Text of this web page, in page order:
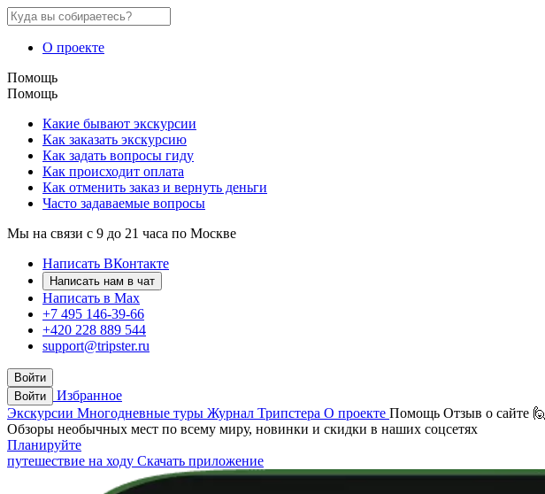
О проекте
Помощь
Помощь
Какие бывают экскурсии
Как заказать экскурсию
Как задать вопросы гиду
Как происходит оплата
Как отменить заказ и вернуть деньги
Часто задаваемые вопросы
Мы на связи с 9 до 21 часа по Москве
Написать ВКонтакте
Написать нам в чат
Написать в Max
+7 495 146-39-66
+420 228 889 544
support@tripster.ru
Войти
Войти
Избранное
Экскурсии Многодневные туры Журнал Трипстера О проекте Помощь Отзыв о сайте 🙋
Обзоры необычных мест по всему миру, новинки и скидки в наших соцсетях
Планируйте
путешествие на ходу Скачать приложение